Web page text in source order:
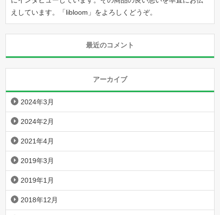
えしています。「libloom 」をよろしくどうぞ。
最近のコメント
アーカイブ
2024年3月
2024年2月
2021年4月
2019年3月
2019年1月
2018年12月